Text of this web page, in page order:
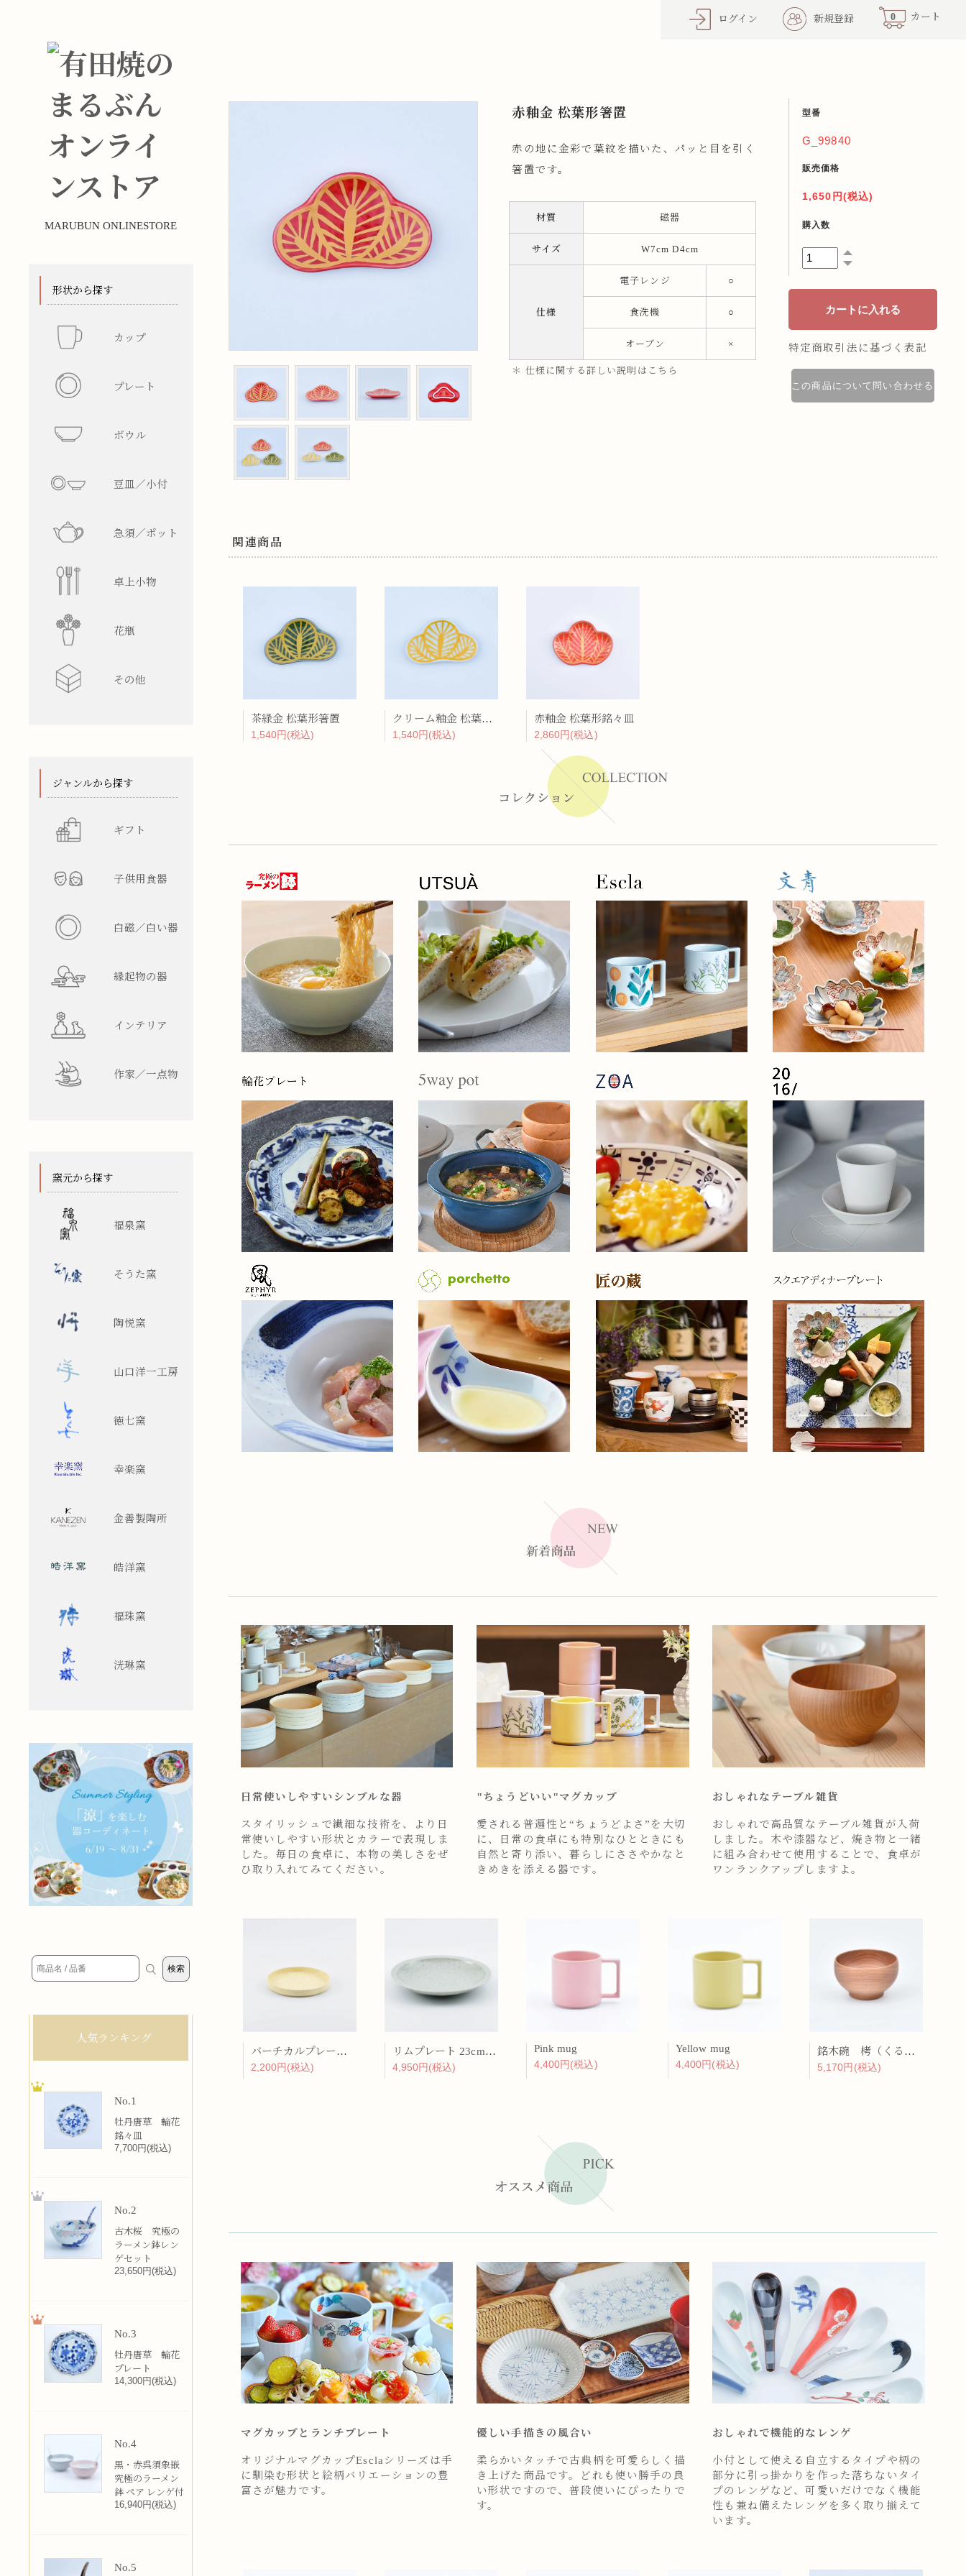
ログイン 新規登録 0 カート
MARUBUN ONLINESTORE
赤釉金 松葉形箸置
赤の地に金彩で葉紋を描いた、パッと目を引く
箸置です。
材質 磁器
サイズ W7cm D4cm
仕様
電子レンジ ○
食洗機 ○
オーブン ×
＊ 仕様に関する詳しい説明はこちら
型番
G_99840
販売価格
1,650円(税込)
購入数
特定商取引法に基づく表記
この商品について問い合わせる
関連商品
茶緑金 松葉形箸置
1,540円(税込)
クリーム釉金 松葉形箸置
1,540円(税込)
赤釉金 松葉形銘々皿
2,860円(税込)
日常使いしやすいシンプルな器
スタイリッシュで繊細な技術を、より日
常使いしやすい形状とカラーで表現しま
した。毎日の食卓に、本物の美しさをぜ
ひ取り入れてみてください。
"ちょうどいい"マグカップ
愛される普遍性と“ちょうどよさ”を大切
に、日常の食卓にも特別なひとときにも
自然と寄り添い、暮らしにささやかなと
きめきを添える器です。
おしゃれなテーブル雑貨
おしゃれで高品質なテーブル雑貨が入荷
しました。木や漆器など、焼き物と一緒
に組み合わせて使用することで、食卓が
ワンランクアップしますよ。
バーチカルプレート 15cm 化粧土
2,200円(税込)
リムプレート 23cm 呉須散
4,950円(税込)
Pink mug
4,400円(税込)
Yellow mug
4,400円(税込)
銘木碗 栲（くるみ）
5,170円(税込)
マグカップとランチプレート
オリジナルマグカップEsclaシリーズは手
に馴染む形状と絵柄バリエーションの豊
富さが魅力です。
優しい手描きの風合い
柔らかいタッチで古典柄を可愛らしく描
き上げた商品です。どれも使い勝手の良
い形状ですので、普段使いにぴったりで
す。
おしゃれで機能的なレンゲ
小付として使える自立するタイプや柄の
部分に引っ掛かりを作った落ちないタイ
プのレンゲなど、可愛いだけでなく機能
性も兼ね備えたレンゲを多く取り揃えて
います。
形状から探す
カップ
マグカップ
ビアグラス
プレート 丸型
ボウル
豆皿／小付
急須／ポット
徳利
卓上小物
箸置
箸/カトラリー
花瓶 一輪挿し
花瓶
その他
陶箱
ジャンルから探す
ギフト
子供用食器
白磁／白い器
縁起物の器
インテリア
作家／一点物
窯元から探す
福泉窯
そうた窯
陶悦窯
山口洋一工房
徳七窯
幸楽窯
金善製陶所
皓洋窯
福珠窯
洸琳窯
人気ランキング
No.1
牡丹唐草 輪花
銘々皿
7,700円(税込)
No.2
古木桜 究極の
ラーメン鉢レン
ゲセット
23,650円(税込)
No.3
牡丹唐草 輪花
プレート
14,300円(税込)
No.4
黒・赤呉須象嵌
究極のラーメン
鉢 ペア レンゲ付
16,940円(税込)
No.5